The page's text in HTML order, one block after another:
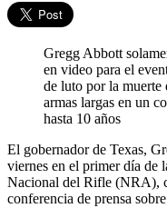
Gregg Abbott
en video para el
de luto por la muerte
armas largas en un
hasta 10 años
El gobernador de Texas,
viernes en el primer día de
Nacional del Rifle (NRA),
conferencia de prensa